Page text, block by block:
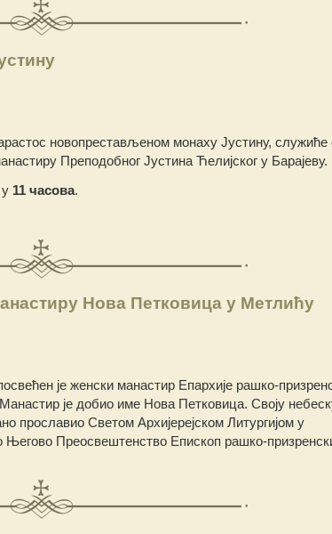
новопрестављеном монаху Јустину, служиће
Преподобног Јустина Ћелијског у Барајеву.
11 часова.
Нова Петковица у Метлићу
је женски манастир Епархије рашко-
је добио име Нова Петковица. Своју
прославио Светом Архијерејском Литургијом у
Његово Преосвештенство Епископ рашко-